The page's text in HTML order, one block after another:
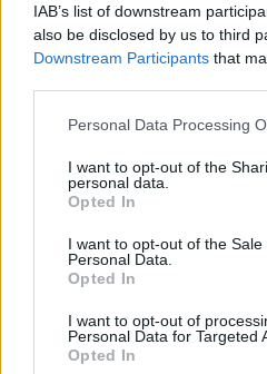
IAB’s list of downstream
also be disclosed by us to third
Downstream Participants that
Personal Data Processing
I want to opt-out of the
personal data.
Opted In
I want to opt-out of the Sale
Personal Data.
Opted In
I want to opt-out of
Personal Data for Targeted
Opted In
ΠΕΡΙΣΣΌΤΕΡΑ ΣΕ
Προστασίας του Πολίτη,
Μιχάλη Χρυσοχοΐδη στην
16/04/2021 - 17:44